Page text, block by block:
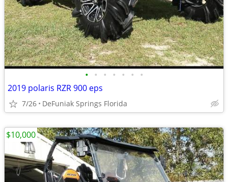
• • • • • • •
2019 polaris RZR 900 eps
7/26 DeFuniak Springs Florida
$10,000